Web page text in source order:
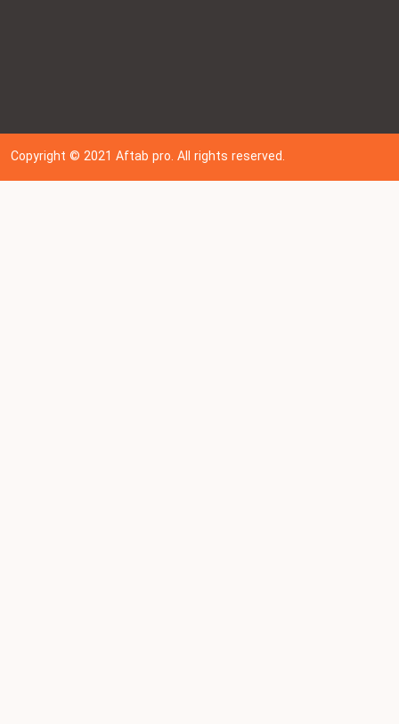
Copyright © 202 1Aftab pro. All rights reserved.